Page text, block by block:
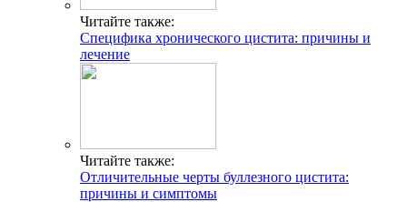
Читайте также:
Специфика хронического цистита: причины и
лечение
Читайте также:
Отличительные черты буллезного цистита:
причины и симптомы